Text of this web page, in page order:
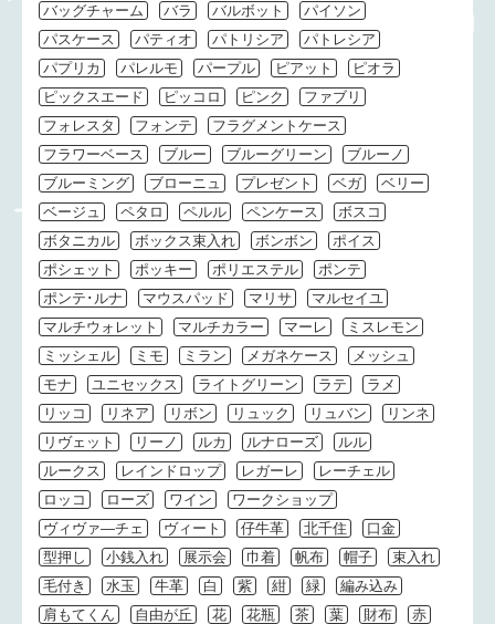
バッグチャーム
バラ バルボット
パイソン
パスケース
パティオ パトリシア
パトレシア
パプリカ
パレルモ パープル ピアット
ピオラ
ピックスエード
ピッコロ ピンク
ファブリ
フォレスタ
フォンテ
フラグメントケース
フラワーベース
ブルー ブルーグリーン
ブルーノ
ブルーミング
ブローニュ プレゼント ベガ
ベリー
ベージュ
ペタロ ペルル ペンケース
ボスコ
ボタニカル
ボックス束入れ ボンボン
ポイス
ポシェット
ポッキー ポリエステル
ポンテ
ポンテ･ルナ
マウスパッド マリサ
マルセイユ
マルチウォレット
マルチカラー マーレ
ミスレモン
ミッシェル
ミモ ミラン メガネケース
メッシュ
モナ
ユニセックス ライトグリーン ラテ
ラメ
リッコ
リネア リボン リュック リュバン
リンネ
リヴェット
リーノ ルカ ルナローズ
ルル
ルークス
レインドロップ レガーレ
レーチェル
ロッコ
ローズ ワイン
ワークショップ
ヴィヴァ―チェ
ヴィート 仔牛革 北千住
口金
型押し
小銭入れ 展示会 巾着 帆布 帽子
束入れ
毛付き
水玉 牛革 白 紫 紺 緑
編み込み
肩もてくん
自由が丘 花 花瓶 茶 葉 財布
赤